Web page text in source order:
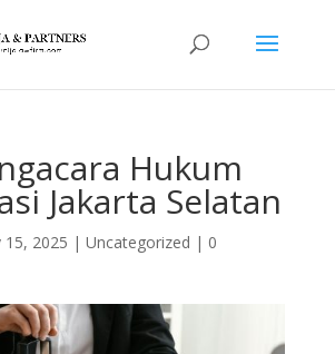
Hukum
Jakarta Selatan
15, 2025 | Uncategorized | 0